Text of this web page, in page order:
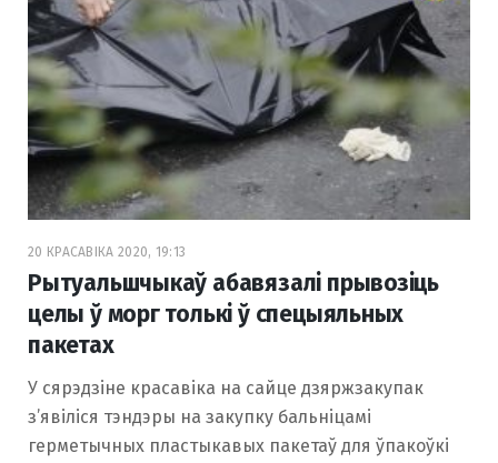
20 КРАСАВІКА 2020, 19:13
Рытуальшчыкаў абавязалі прывозіць
целы ў морг толькі ў спецыяльных
пакетах
У сярэдзіне красавіка на сайце дзяржзакупак
з’явіліся тэндэры на закупку бальніцамі
герметычных пластыкавых пакетаў для ўпакоўкі